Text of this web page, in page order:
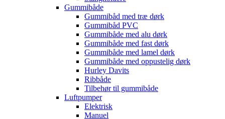
Gummibåde
Gummibåd med træ dørk
Gummibåd PVC
Gummibåde med alu dørk
Gummibåde med fast dørk
Gummibåde med lamel dørk
Gummibåde med oppustelig dørk
Hurley Davits
Ribbåde
Tilbehør til gummibåde
Luftpumper
Elektrisk
Manuel